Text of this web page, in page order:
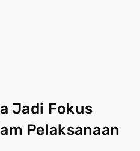
Jadi Fokus
Pelaksanaan